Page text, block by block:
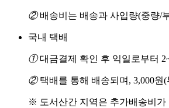
②배송비는 배송과 사입량(중량/
국내 택배
①대금결제 확인 후 익일로부터
②택배를 통해 배송되며, 3,000원
※ 도서산간 지역은 추가배송비가